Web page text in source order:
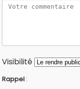
Visibilité
Rappel :